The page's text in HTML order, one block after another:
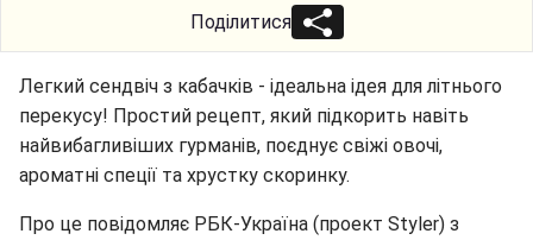
Поділитися
Легкий сендвіч з кабачків - ідеальна ідея для літнього
перекусу! Простий рецепт, який підкорить навіть
найвибагливіших гурманів, поєднує свіжі овочі,
ароматні спеції та хрустку скоринку.
Про це повідомляє РБК-Україна (проект Styler) з